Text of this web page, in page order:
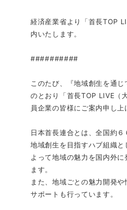
経済産業省より「首長TOP
内いたします。
##########
このたび、『地域創生を通
のとおり「首長TOP LIVE（
員企業の皆様にご案内申し上
日本首長連合とは、全国約６
地域創生を目指すハブ組織
よって地域の魅力を国内外
ます。
また、地域ごとの魅力開発
サポートも行っています。